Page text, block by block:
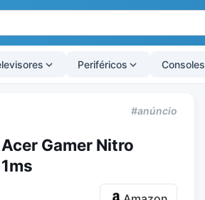
Periféricos Consoles
#anúncio
Gamer Nitro